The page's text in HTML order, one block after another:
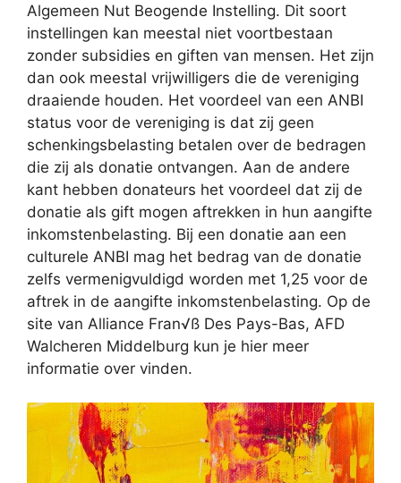
Algemeen Nut Beogende Instelling. Dit soort
instellingen kan meestal niet voortbestaan
zonder subsidies en giften van mensen. Het zijn
dan ook meestal vrijwilligers die de vereniging
draaiende houden. Het voordeel van een ANBI
status voor de vereniging is dat zij geen
schenkingsbelasting betalen over de bedragen
die zij als donatie ontvangen. Aan de andere
kant hebben donateurs het voordeel dat zij de
donatie als gift mogen aftrekken in hun aangifte
inkomstenbelasting. Bij een donatie aan een
culturele ANBI mag het bedrag van de donatie
zelfs vermenigvuldigd worden met 1,25 voor de
aftrek in de aangifte inkomstenbelasting. Op de
site van Alliance Fran√ß Des Pays-Bas, AFD
Walcheren Middelburg kun je hier meer
informatie over vinden.